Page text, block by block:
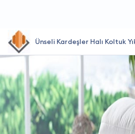
Ünseli Kardeşler Halı Koltuk